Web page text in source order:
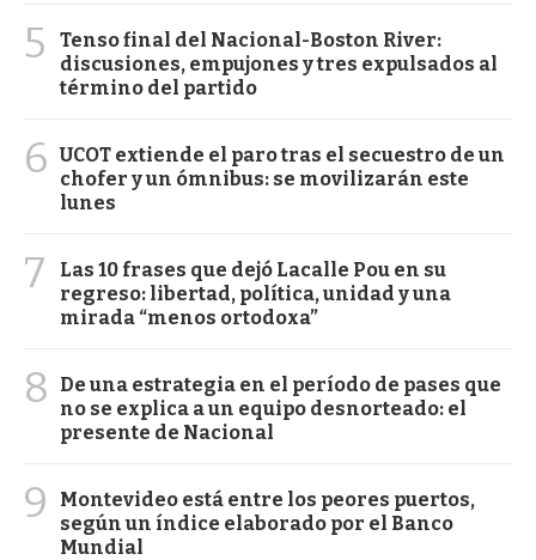
5
Tenso final del Nacional-Boston River:
discusiones, empujones y tres expulsados al
término del partido
6 UCOT extiende el paro tras el secuestro de un
chofer y un ómnibus: se movilizarán este
lunes
7
Las 10 frases que dejó Lacalle Pou en su
regreso: libertad, política, unidad y una
mirada “menos ortodoxa”
8
De una estrategia en el período de pases que
no se explica a un equipo desnorteado: el
presente de Nacional
9
Montevideo está entre los peores puertos,
según un índice elaborado por el Banco
Mundial